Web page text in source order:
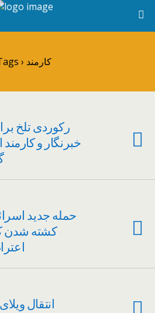
Tags › کارمند
خبرنگار و
حمله جدید
کشته شدن